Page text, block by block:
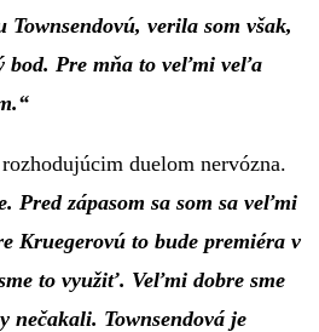
Townsendovú, verila som však,
bod. Pre mňa to veľmi veľa
duelom nervózna.
Pred zápasom sa som sa veľmi
Kruegerovú to bude premiéra v
to využiť. Veľmi dobre sme
nečakali. Townsendová je